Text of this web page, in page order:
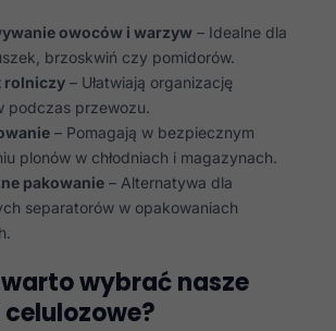
owoców i warzyw – Idealne dla
brzoskwiń czy pomidorów.
rolniczy – Ułatwiają organizację
podczas przewozu.
– Pomagają w bezpiecznym
plonów w chłodniach i magazynach.
pakowanie – Alternatywa dla
separatorów w opakowaniach
wybrać nasze